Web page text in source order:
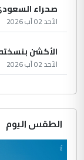
صحراء
الأحد 02 آب 2026
الأكشن
الأحد 02 آب 2026
الطقس اليوم